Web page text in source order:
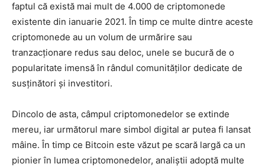
faptul că există mai mult de 4.000 de criptomonede
existente din ianuarie 2021. În timp ce multe dintre aceste
criptomonede au un volum de urmărire sau
tranzacționare redus sau deloc, unele se bucură de o
popularitate imensă în rândul comunităților dedicate de
susținători și investitori.
Dincolo de asta, câmpul criptomonedelor se extinde
mereu, iar următorul mare simbol digital ar putea fi lansat
mâine. În timp ce Bitcoin este văzut pe scară largă ca un
pionier în lumea criptomonedelor, analiștii adoptă multe